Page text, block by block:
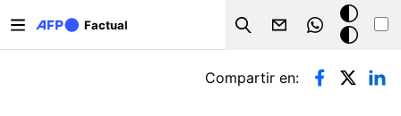
Factual
Search
Modo
oscuro
Solapas principales
Compartir en: